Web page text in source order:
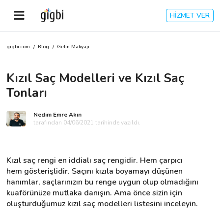
HİZMET VER
Anasayfa
Giriş Yap
Kategoriler
🎈 Biz Kimiz?
🧐 Nasıl Çalışır?
gigbi.com / Blog / Gelin Makyajı
Kızıl Saç Modelleri ve Kızıl Saç
Tonları
Nedim Emre Akın
tarafından 04/06/2021 tarihinde yazıldı.
Kızıl saç rengi en iddialı saç rengidir. Hem çarpıcı
hem gösterişlidir. Saçını kızıla boyamayı düşünen
hanımlar, saçlarınızın bu renge uygun olup olmadığını
kuaförünüze mutlaka danışın. Ama önce sizin için
oluşturduğumuz kızıl saç modelleri listesini inceleyin.